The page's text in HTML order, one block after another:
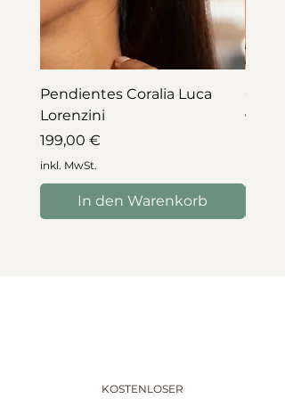
Pendientes Coralia Luca
Lorenzini
Preis
199,00 €
inkl. MwSt.
In den Warenkorb
Preis
KOSTENLOSER